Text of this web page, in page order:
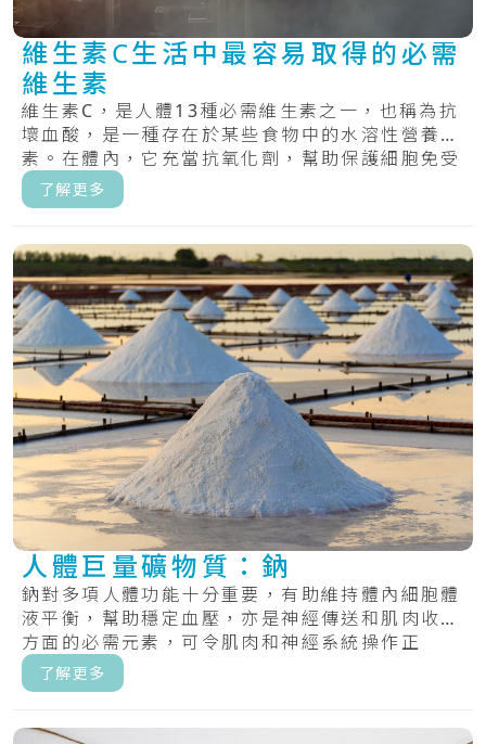
維生素C生活中最容易取得的必需
維生素
維生素C，是人體13種必需維生素之一，也稱為抗
壞血酸，是一種存在於某些食物中的水溶性營養
素。在體內，它充當抗氧化劑，幫助保護細胞免受
自由.....
了解更多
人體巨量礦物質：鈉
鈉對多項人體功能十分重要，有助維持體內細胞體
液平衡，幫助穩定血壓，亦是神經傳送和肌肉收縮
方面的必需元素，可令肌肉和神經系統操作正
常。.....
了解更多